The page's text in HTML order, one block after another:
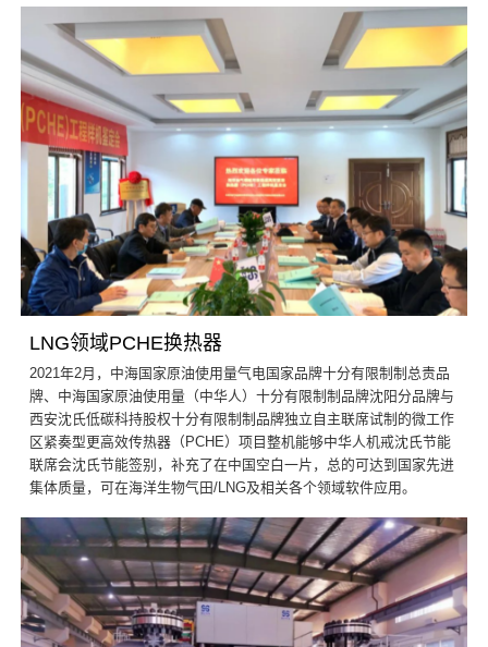
LNG领域PCHE换热器
2021年2月，中海国家原油使用量气电国家品牌十分有限制制总责品
牌、中海国家原油使用量（中华人）十分有限制制品牌沈阳分品牌与
西安沈氏低碳科持股权十分有限制制品牌独立自主联席试制的微工作
区紧奏型更高效传热器（PCHE）项目整机能够中华人机戒沈氏节能
联席会沈氏节能签别，补充了在中国空白一片，总的可达到国家先进
集体质量，可在海洋生物气田/LNG及相关各个领域软件应用。